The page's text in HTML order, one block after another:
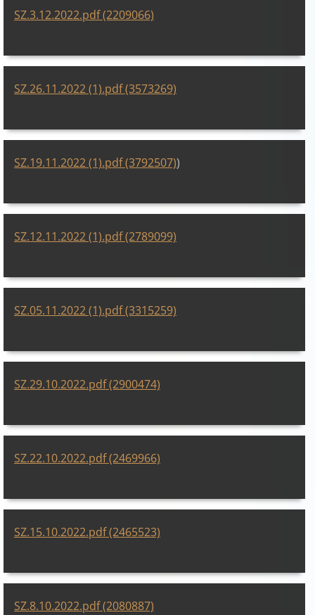
SZ.3.12.2022.pdf (2209066)
SZ.26.11.2022 (1).pdf (3573269)
SZ.19.11.2022 (1).pdf (3792507))
SZ.12.11.2022 (1).pdf (2789099)
SZ.05.11.2022 (1).pdf (3315259)
SZ.29.10.2022.pdf (2900474)
SZ.22.10.2022.pdf (2469966)
SZ.15.10.2022.pdf (2465523)
SZ.8.10.2022.pdf (2080887)